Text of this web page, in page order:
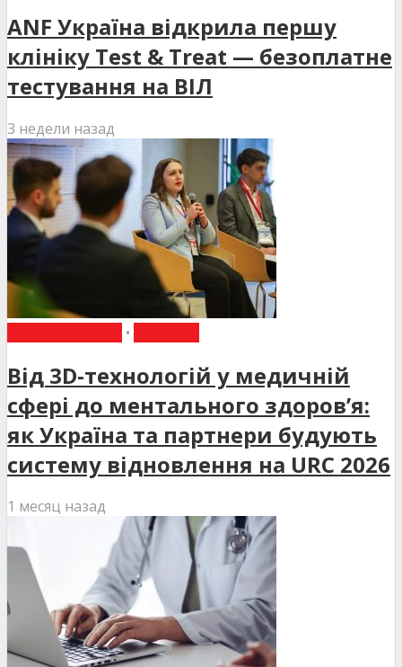
ANF Україна відкрила першу
клініку Test & Treat — безоплатне
тестування на ВІЛ
3 недели назад
•
Від 3D-технологій у медичній
сфері до ментального здоров’я:
як Україна та партнери будують
систему відновлення на URC 2026
1 месяц назад